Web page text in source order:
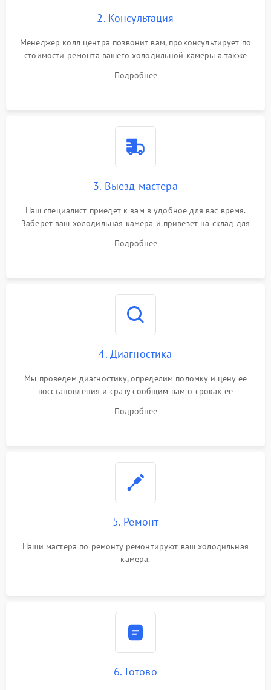
2. Консультация
Менеджер колл центра позвонит вам, проконсультирует по
стоимости ремонта вашего холодильной камеры а также
Подробнее
3. Выезд мастера
Наш специалист приедет к вам в удобное для вас время.
Заберет ваш холодильная камера и привезет на склад для
Подробнее
4. Диагностика
Мы проведем диагностику, определим поломку и цену ее
восстановления и сразу сообщим вам о сроках ее
Подробнее
5. Ремонт
Наши мастера по ремонту ремонтируют ваш холодильная
камера.
6. Готово